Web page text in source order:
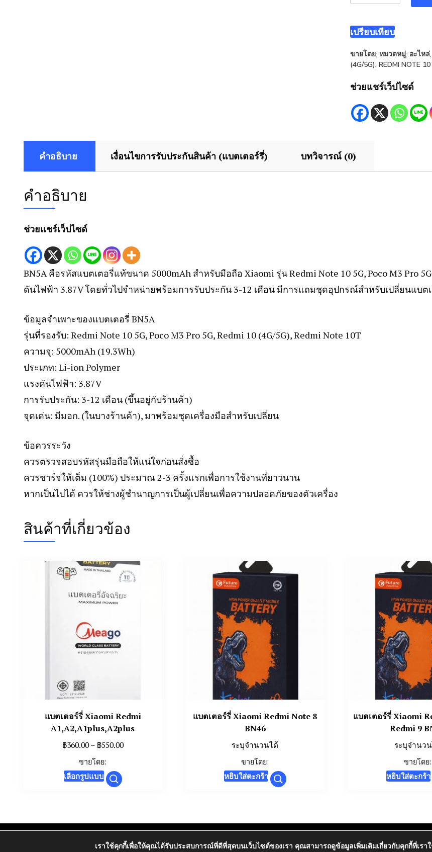
แบต
รี่
Redmi
Note
10
,Poco
M3
5G,
เปรียบเทียบ
ขายโดย: หมวดหมู่: อะไหล่,
(4G/5G), REDMI NOTE 10
ช่วยแชร์เว็ปไซด์
คำอธิบาย เงื่อนไขการรับประกันสินค้า (แบตเตอร์รี่) บทวิจารณ์ (0)
คำอธิบาย
ช่วยแชร์เว็ปไซด์
BN5A คือรหัสแบตเตอรี่แท้ขนาด 5000mAh สำหรับมือถือ Xiaomi รุ่น Redmi Note 10 5G, Poco M3 Pro
ดันไฟฟ้า 3.87V โดยทั่วไปจำหน่ายพร้อมการรับประกัน 3-12 เดือน มีการแถมชุดอุปกรณ์สำหรับเปลี่ยนแบต
ข้อมูลจำเพาะของแบตเตอรี่ BN5A
รุ่นที่รองรับ: Redmi Note 10 5G, Poco M3 Pro 5G, Redmi 10 (4G/5G), Redmi Note 10T
ความจุ: 5000mAh (19.3Wh)
ประเภท: Li-ion Polymer
แรงดันไฟฟ้า: 3.87V
การรับประกัน: 3-12 เดือน (ขึ้นอยู่กับร้านค้า)
จุดเด่น: มีมอก. (ในบางร้านค้า), มาพร้อมชุดเครื่องมือสำหรับเปลี่ยน
ข้อควรระวัง
ควรตรวจสอบรหัสรุ่นมือถือให้แน่ใจก่อนสั่งซื้อ
ควรชาร์จให้เต็ม (100%) ประมาณ 2-3 ครั้งแรกเพื่อการใช้งานที่ยาวนาน
หากเป็นไปได้ ควรให้ช่างผู้ชำนาญการเป็นผู้เปลี่ยนเพื่อความปลอดภัยของตัวเครื่อง
สินค้าที่เกี่ยวข้อง
แบตเตอร์รี่ Xiaomi Redmi
A1,A2,A1plus,A2plus
฿360.00 – ฿550.00Price
ขายโดย:
เลือกรูปแบบ This
product
variants.
The
แบตเตอร์รี่ Xiaomi Redmi Note 8
BN46
ระบุจำนวนได้
ขายโดย:
หยิบใส่ตะกร้า
แบตเตอร์รี่ Xiaomi
Redmi 9
ระบุจำนว
ขายโดย:
หยิบใส่ตะกร้า
นโยบายการคืนเงินและการคืนสินค้า การรับประกันสินค้า น
เราใช้คุกกี้เพื่อให้คุณได้รับประสบการณ์ที่ดีที่สุดบนเว็บไซต์ของเรา คุณสามารถดูข้อมูลเพิ่มเติมเกี่ยวกับคุกกี้ที่เรา